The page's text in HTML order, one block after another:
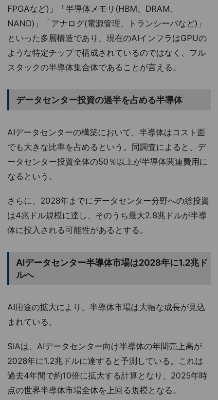
FPGAなど)」「半導体メモリ(HBM、DRAM、
NAND)」「アナログ(電源管理、トランシーバなど)」
といった多層構造であり、現在のAIインフラはGPUの
ような特定チップで構成されているのではなく、フル
スタックの半導体集合体であることが言える。
データセンター投資の過半を占める半導体
AIデータセンターの構築において、半導体はコスト面
でも大きな比率を占めるという。同調査によると、デ
ータセンター投資全体の50％以上が半導体関連費用に
なるという。
さらに、2028年までにデータセンター分野への総投資
は4兆ドル規模に達し、そのうち最大2.8兆ドルが半導
体に投入される可能性があるとする。
AIデータセンター半導体市場は2028年に1.2兆ド
ルへ
AI用途の拡大により、半導体市場は大幅な成長が見込
まれている。
SIAは、AIデータセンター向け半導体の年間売上高が
2028年に1.2兆ドルに達すると予測している。これは
過去4年間で約10倍に拡大する計算となり、2025年時
点の世界半導体市場全体を上回る規模となる。